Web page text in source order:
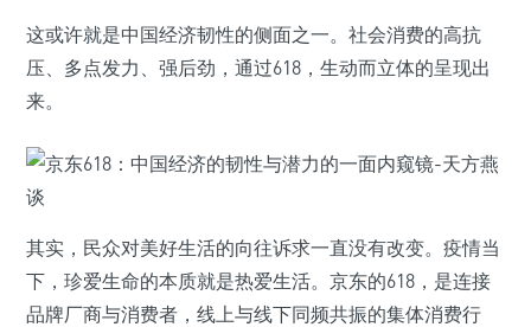
这或许就是中国经济韧性的侧面之一。社会消费的高抗
压、多点发力、强后劲，通过618，生动而立体的呈现出
来。
其实，民众对美好生活的向往诉求一直没有改变。疫情当
下，珍爱生命的本质就是热爱生活。京东的618，是连接
品牌厂商与消费者，线上与线下同频共振的集体消费行